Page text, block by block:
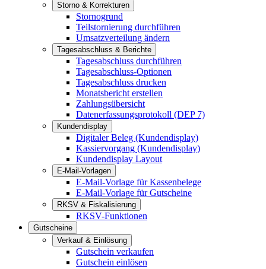
Storno & Korrekturen
Stornogrund
Teilstornierung durchführen
Umsatzverteilung ändern
Tagesabschluss & Berichte
Tagesabschluss durchführen
Tagesabschluss-Optionen
Tagesabschluss drucken
Monatsbericht erstellen
Zahlungsübersicht
Datenerfassungsprotokoll (DEP 7)
Kundendisplay
Digitaler Beleg (Kundendisplay)
Kassiervorgang (Kundendisplay)
Kundendisplay Layout
E-Mail-Vorlagen
E-Mail-Vorlage für Kassenbelege
E-Mail-Vorlage für Gutscheine
RKSV & Fiskalisierung
RKSV-Funktionen
Gutscheine
Verkauf & Einlösung
Gutschein verkaufen
Gutschein einlösen